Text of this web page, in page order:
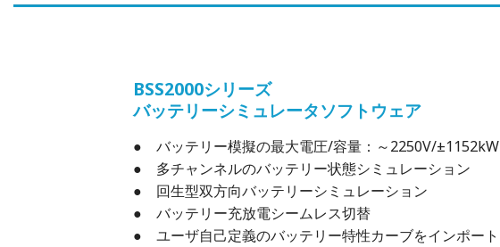
BSS2000シリーズ
バッテリーシミュレータソフトウェア
● バッテリー模擬の最大電圧/容量：～2250V/±1152kW
● 多チャンネルのバッテリー状態シミュレーション
● 回生型双方向バッテリーシミュレーション
● バッテリー充放電シームレス切替
● ユーザ自己定義のバッテリー特性カーブをインポート